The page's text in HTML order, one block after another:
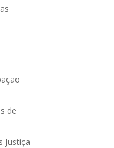
de
Justiça